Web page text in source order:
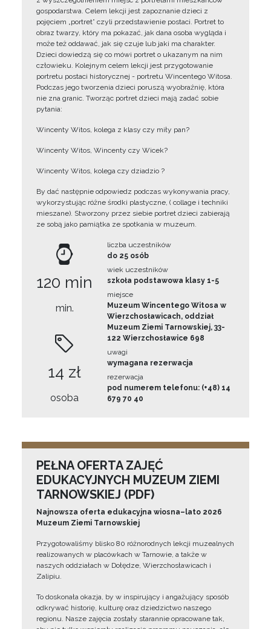
gospodarstwa. Celem lekcji jest zapoznanie dzieci z
pojęciem „portret” czyli przedstawienie postaci. Portret to
obraz twarzy, który ma pokazać, jak dana osoba wygląda i
może też oddawać, jak się czuje lub jaki ma charakter.
Dzieci dowiedzą się co mówi portret o ukazanym na nim
człowieku. Kolejnym celem lekcji jest przygotowanie
portretu postaci historycznej - portretu Wincentego Witosa.
Podczas jego tworzenia dzieci poruszą wyobraźnię, która
nie zna granic. Tworząc portret dzieci mają zadać sobie
pytania:
Wincenty Witos, kolega z klasy czy miły pan?
Wincenty Witos, Wincenty czy Wicek?
Wincenty Witos, kolega czy dziadzio ?
By dać następnie odpowiedz podczas wykonywania pracy,
wykorzystując różne środki plastyczne, ( collage i techniki
mieszane). Stworzony przez siebie portret dzieci zabierają
ze sobą jako pamiątka ze spotkania w muzeum.
120 min
min.
14 zł
osoba
liczba uczestników
do 25 osób
wiek uczestników
szkoła podstawowa klasy 1-5
miejsce
Muzeum Wincentego Witosa w
Wierzchosławicach, oddział
Muzeum Ziemi Tarnowskiej, 33-
122 Wierzchosławice 698
uwagi
wymagana rezerwacja
rezerwacja
pod numerem telefonu: (+48) 14
679 70 40
PEŁNA OFERTA ZAJĘĆ
EDUKACYJNYCH MUZEUM ZIEMI
TARNOWSKIEJ (PDF)
Najnowsza oferta edukacyjna wiosna–lato 2026
Muzeum Ziemi Tarnowskiej
Przygotowaliśmy blisko 80 różnorodnych lekcji muzealnych
realizowanych w placówkach w Tarnowie, a także w
naszych oddziałach w Dołędze, Wierzchosławicach i
Zalipiu.
To doskonała okazja, by w inspirujący i angażujący sposób
odkrywać historię, kulturę oraz dziedzictwo naszego
regionu. Nasze zajęcia zostały starannie opracowane tak,